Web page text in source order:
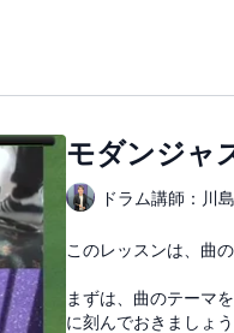
モダンジャ
ドラム講師：川
このレッスンは、曲
まずは、曲のテーマ
に刻んでおきましょう